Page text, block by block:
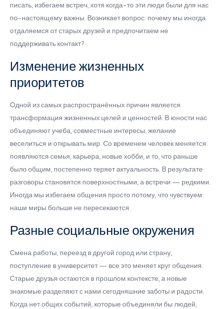
писать, избегаем встреч, хотя когда-то эти люди были для нас
по-настоящему важны. Возникает вопрос: почему мы иногда
отдаляемся от старых друзей и предпочитаем не
поддерживать контакт?
Изменение жизненных
приоритетов
Одной из самых распространённых причин является
трансформация жизненных целей и ценностей. В юности нас
объединяют учеба, совместные интересы, желание
веселиться и открывать мир. Со временем человек меняется:
появляются семья, карьера, новые хобби, и то, что раньше
было общим, постепенно теряет актуальность. В результате
разговоры становятся поверхностными, а встречи — редкими.
Иногда мы избегаем общения просто потому, что чувствуем:
наши миры больше не пересекаются.
Разные социальные окружения
Смена работы, переезд в другой город или страну,
поступление в университет — все это меняет круг общения.
Старые друзья остаются в прошлом контексте, а новые
знакомые разделяют с нами сегодняшние заботы и радости.
Когда нет общих событий, которые объединяли бы людей,